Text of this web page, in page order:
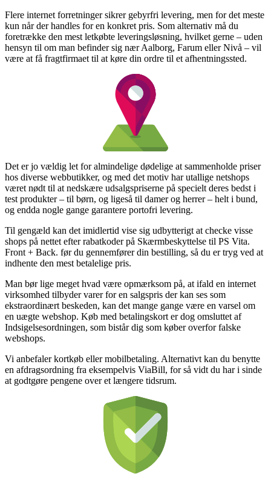
Flere internet forretninger sikrer gebyrfri levering, men for det meste
kun når der handles for en konkret pris. Som alternativ må du
foretrække den mest letkøbte leveringsløsning, hvilket gerne – uden
hensyn til om man befinder sig nær Aalborg, Farum eller Nivå – vil
være at få fragtfirmaet til at køre din ordre til et afhentningssted.
Det er jo vældig let for almindelige dødelige at sammenholde priser
hos diverse webbutikker, og med det motiv har utallige netshops
været nødt til at nedskære udsalgspriserne på specielt deres bedst i
test produkter – til børn, og ligeså til damer og herrer – helt i bund,
og endda nogle gange garantere portofri levering.
Til gengæld kan det imidlertid vise sig udbytterigt at checke visse
shops på nettet efter rabatkoder på Skærmbeskyttelse til PS Vita.
Front + Back. før du gennemfører din bestilling, så du er tryg ved at
indhente den mest betalelige pris.
Man bør lige meget hvad være opmærksom på, at ifald en internet
virksomhed tilbyder varer for en salgspris der kan ses som
ekstraordinært beskeden, kan det mange gange være en varsel om
en uægte webshop. Køb med betalingskort er dog omsluttet af
Indsigelsesordningen, som bistår dig som køber overfor falske
webshops.
Vi anbefaler kortkøb eller mobilbetaling. Alternativt kan du benytte
en afdragsordning fra eksempelvis ViaBill, for så vidt du har i sinde
at godtgøre pengene over et længere tidsrum.